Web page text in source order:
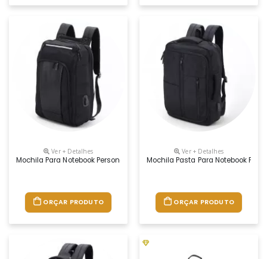
Ver + Detalhes
Mochila Para Notebook Personalizada
ORÇAR PRODUTO
Ver + Detalhes
Mochila Pasta Para Notebook
ORÇAR PRODUTO